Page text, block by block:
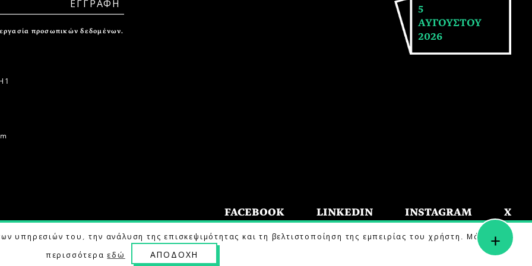
προσωπικών δεδομένων.
1
5
ΑΥΓΟΥΣΤΟΥ
2026
FACEBOOK LINKEDIN INSTAGRAM X
υπηρεσιών του, την ανάλυση της επισκεψιμότητας και τη βελτιστοποίηση της εμπειρίας του χρήστη. Μάθετε
περισσότεραεδώ ΑΠΟΔΟΧΗ
+